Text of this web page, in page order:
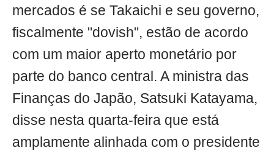
mercados é se Takaichi e seu governo,
fiscalmente "dovish", estão de acordo
com um maior aperto monetário por
parte do banco central. A ministra das
Finanças do Japão, Satsuki Katayama,
disse nesta quarta-feira que está
amplamente alinhada com o presidente